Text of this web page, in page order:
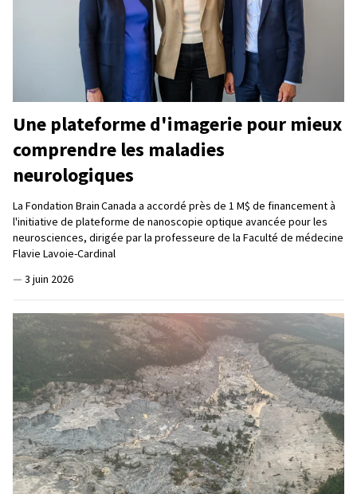
Une plateforme d'imagerie pour mieux
comprendre les maladies
neurologiques
La Fondation Brain Canada a accordé près de 1 M$ de financement à
l'initiative de plateforme de nanoscopie optique avancée pour les
neurosciences, dirigée par la professeure de la Faculté de médecine
Flavie Lavoie-Cardinal
— 3 juin 2026